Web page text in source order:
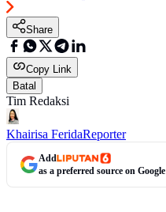
Share
Copy Link
Batal
Tim Redaksi
Khairisa FeridaReporter
Add
as a preferred source on Google